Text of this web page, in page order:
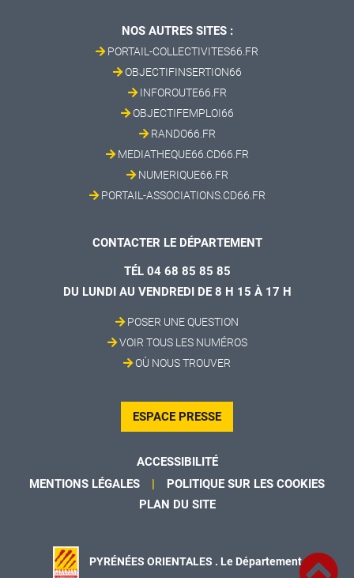
NOS AUTRES SITES :
PORTAIL-COLLECTIVITES66.FR
OBJECTIFINSERTION66
INFOROUTE66.FR
OBJECTIFEMPLOI66
RANDO66.FR
MEDIATHEQUE66.CD66.FR
NUMERIQUE66.FR
PORTAIL-ASSOCIATIONS.CD66.FR
CONTACTER LE DÉPARTEMENT
TÉL 04 68 85 85 85
DU LUNDI AU VENDREDI DE 8 H 15 À 17 H
POSER UNE QUESTION
VOIR TOUS LES NUMÉROS
OÙ NOUS TROUVER
ESPACE PRESSE
ACCESSIBILITÉ
MENTIONS LÉGALES
POLITIQUE SUR LES COOKIES
PLAN DU SITE
PYRÉNÉES ORIENTALES . Le Département